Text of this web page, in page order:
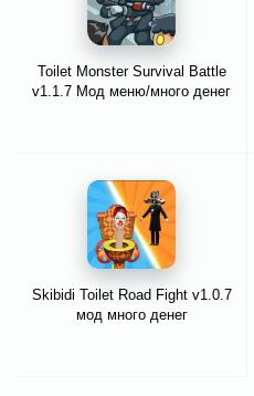
Toilet Monster Survival Battle
v1.1.7 Мод меню/много денег
Skibidi Toilet Road Fight v1.0.7
мод много денег